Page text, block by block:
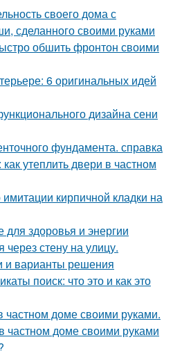
своего дома с
сделанного своими руками
обшить фронтон своими
6 оригинальных идей
дизайна сени
фундамента. справка
утеплить двери в частном
кирпичной кладки на
здоровья и энергии
стену на улицу.
и варианты решения
поиск: что это и как это
частном доме своими руками.
частном доме своими руками